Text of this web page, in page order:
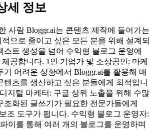
세 정보
사람 Bloggr.ai는 콘텐츠 제작에 들어가는
으로 줄이고 싶은 모든 분을 위해 설계되
스트 생성을 넘어 수익형 블로그 운영에
공합니다. 1인 기업가 및 소상공인: 마케
기 어려운 상황에서 Bloggr.ai를 활용해 매
텐츠를 생산하고 싶은 분들에게 최적입니
지털 마케터: 구글 상위 노출을 위해 수많
조화된 글쓰기가 필요한 전문가들에게
조 도구가 됩니다. 수익형 블로그 운영자:
이를 통해 여러 개의 블로그를 운영하며